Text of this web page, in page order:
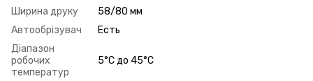
Ширина друку
58/80 мм
Автообрізувач
Есть
Діапазон
робочих
температур
5°С до 45°С